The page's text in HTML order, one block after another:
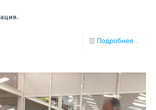
Подробнее...